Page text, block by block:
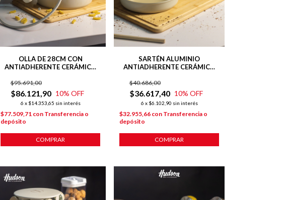
OLLA DE 28CM CON
ANTIADHERENTE CERÁMICO
$86.121,90
$95.691,00
10% OFF
6 x $14.353,65 sin interés
$77.509,71 con Transferencia o
depósito
COMPRAR
SARTÉN ALUMINIO
ANTIADHERENTE CERÁMICO
$36.617,40
$40.686,00
10% OFF
6 x $6.102,90 sin interés
$32.955,66 con Transferencia o
depósito
COMPRAR